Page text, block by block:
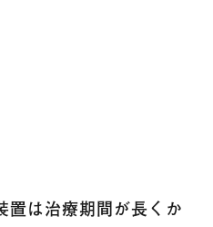
置は治療期間が長くか